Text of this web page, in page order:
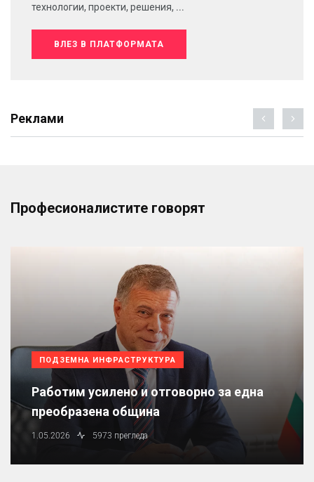
технологии, проекти, решения, ...
ВЛЕЗ В ПЛАТФОРМАТА
Реклами
Професионалистите говорят
ПОДЗЕМНА ИНФРАСТРУКТУРА
Работим усилено и отговорно за една
преобразена община
1.05.2026 5973 прегледа